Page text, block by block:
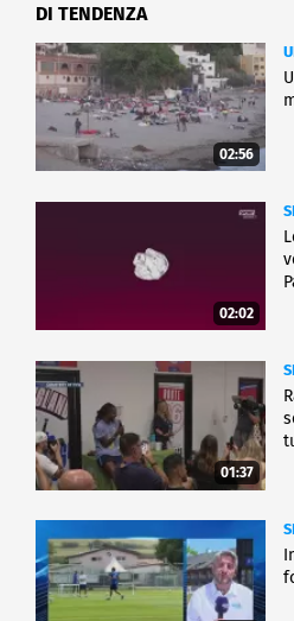
DI TENDENZA
02:56
02:02
01:37